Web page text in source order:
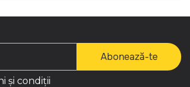
Abonează-te
și condiții